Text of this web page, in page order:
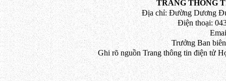
TRANG THÔNG
Địa chỉ: Đường Dương
Điện thoại:
Trưởng Ban
Ghi rõ nguồn Trang thông tin điện tử